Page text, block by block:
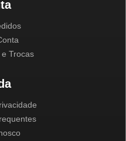
Trocas